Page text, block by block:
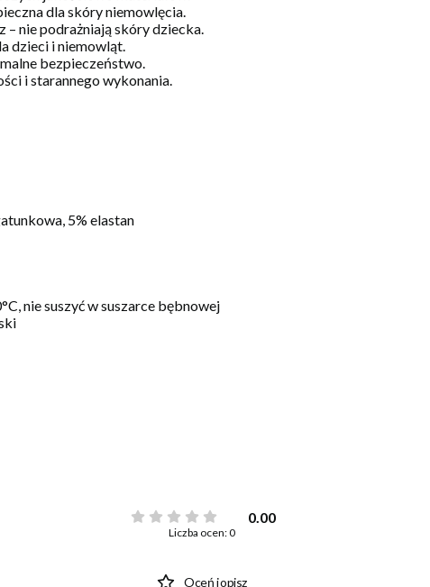
dla skóry niemowlęcia.
nie podrażniają skóry dziecka.
dzieci i niemowląt.
bezpieczeństwo.
i starannego wykonania.
5% elastan
nie suszyć w suszarce bębnowej
0.00
Liczba ocen: 0
Oceń i opisz